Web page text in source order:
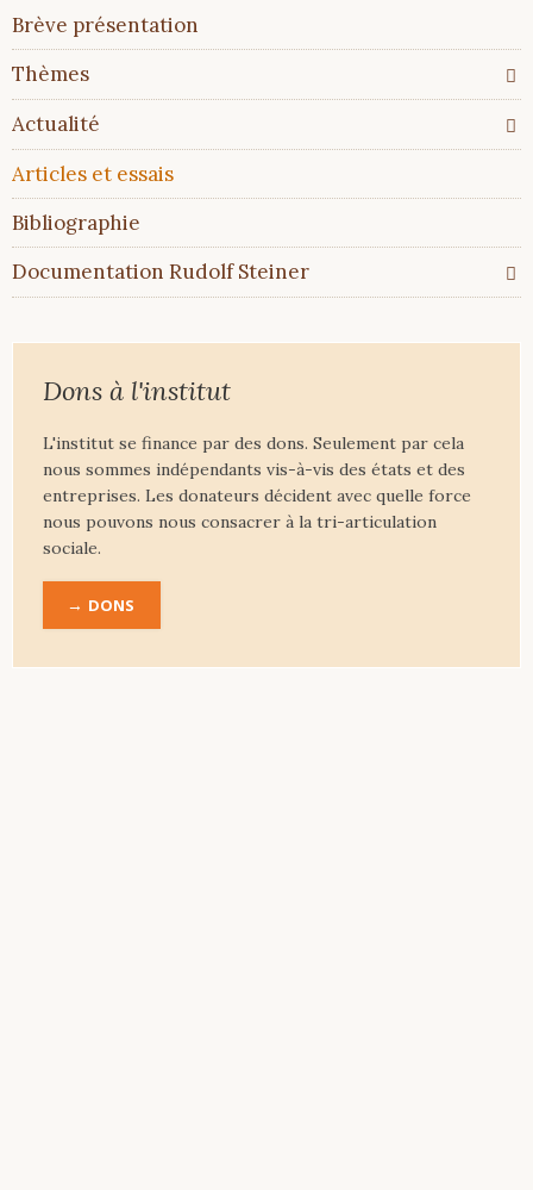
Aller
au
contenu
Brève présentation
Thèmes
Actualité
Articles et essais
Bibliographie
Documentation Rudolf Steiner
Dons à l'institut
L'institut se finance par des dons. Seulement par cela
nous sommes indépendants vis-à-vis des états et des
entreprises. Les donateurs décident avec quelle force
nous pouvons nous consacrer à la tri-articulation
sociale.
DONS